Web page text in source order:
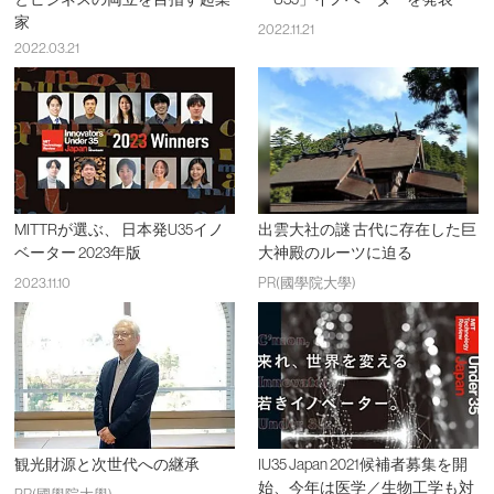
家
2022.03.21
2022.11.21
MITTRが選ぶ、 日本発U35イノ
ベーター 2023年版
2023.11.10
出雲大社の謎 古代に存在した巨
大神殿のルーツに迫る
PR(國學院大學)
観光財源と次世代への継承
IU35 Japan 2021候補者募集を開
始、今年は医学／生物工学も対